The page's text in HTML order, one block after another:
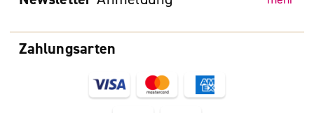
Zahlungsarten